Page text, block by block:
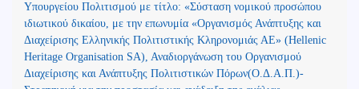
Υπουργείου Πολιτισμού με τίτλο: «Σύσταση νομικού προσώπου
ιδιωτικού δικαίου, με την επωνυμία «Οργανισμός Ανάπτυξης και
Διαχείρισης Ελληνικής Πολιτιστικής Κληρονομιάς ΑΕ» (Hellenic
Heritage Organisation SA), Αναδιοργάνωση του Οργανισμού
Διαχείρισης και Ανάπτυξης Πολιτιστικών Πόρων(Ο.Δ.Α.Π.)-